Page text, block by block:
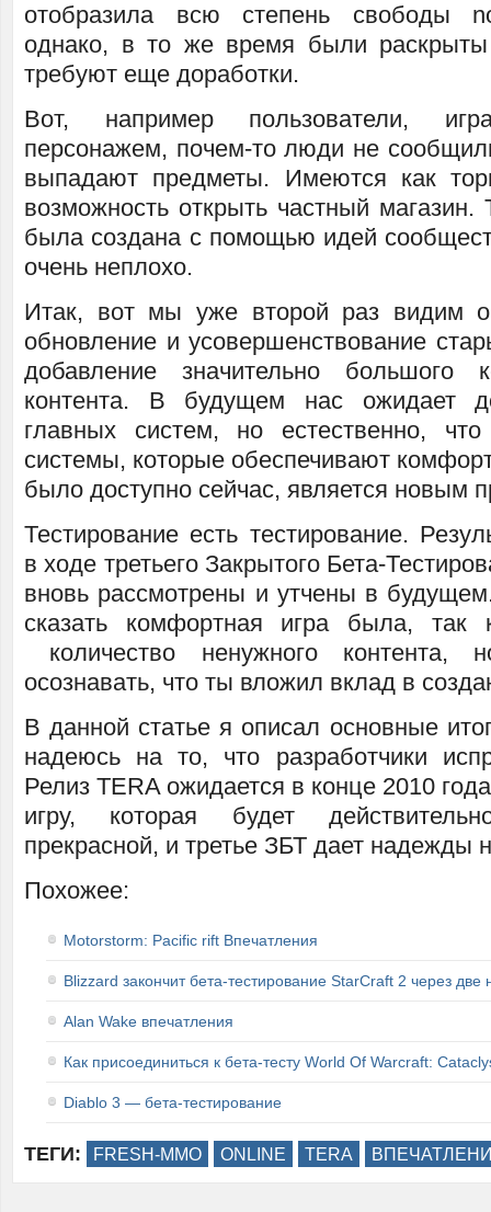
отобразила всю степень свободы
однако, в то же время были раскрыты
требуют еще доработки.
Вот, например пользователи,
персонажем, почем-то люди не
выпадают предметы. Имеются как
возможность открыть частный магазин.
была создана с помощью идей
очень неплохо.
Итак, вот мы уже второй раз видим
обновление и усовершенствование
добавление значительно большого
контента. В будущем нас ожидает
главных систем, но естественно,
системы, которые обеспечивают
было доступно сейчас, является новым
Тестирование есть тестирование.
в ходе третьего Закрытого Бета-
вновь рассмотрены и утчены в
сказать комфортная игра была, так
количество ненужного контента,
осознавать, что ты вложил вклад в
В данной статье я описал основные
надеюсь на то, что разработчики
Релиз TERA ожидается в конце 2010
игру, которая будет
прекрасной, и третье ЗБТ дает надежды
Похожее:
Motorstorm: Pacific rift Впечатления
Blizzard закончит бета-тестирование StarCraft 2 через две
Alan Wake впечатления
Как присоединиться к бета-тесту World Of Warcraft:
Diablo 3 — бета-тестирование
ТЕГИ: FRESH-MMO ONLINE TERA